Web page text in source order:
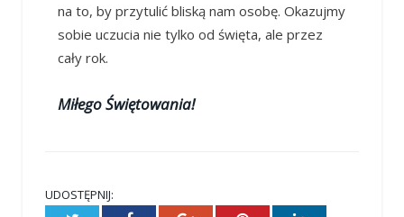
na to, by przytulić bliską nam osobę. Okazujmy
sobie uczucia nie tylko od święta, ale przez
cały rok.
Miłego Świętowania!
UDOSTĘPNIJ: